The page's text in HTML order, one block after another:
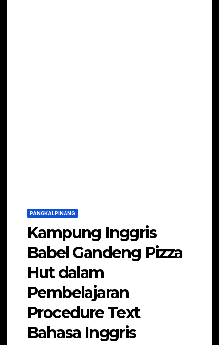
PANGKALPINANG
Kampung Inggris
Babel Gandeng Pizza
Hut dalam
Pembelajaran
Procedure Text
Bahasa Inggris